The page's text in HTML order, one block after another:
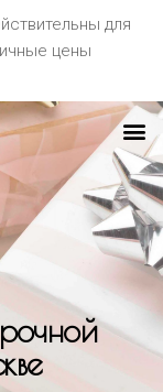
для
цены